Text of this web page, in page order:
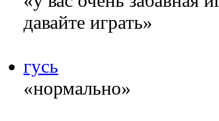
давайте играть»
гусь
«нормально»